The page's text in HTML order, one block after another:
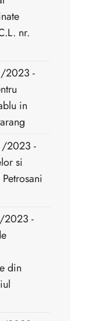
nr.
/2023 -
in
/2023 -
si
2023 -
din